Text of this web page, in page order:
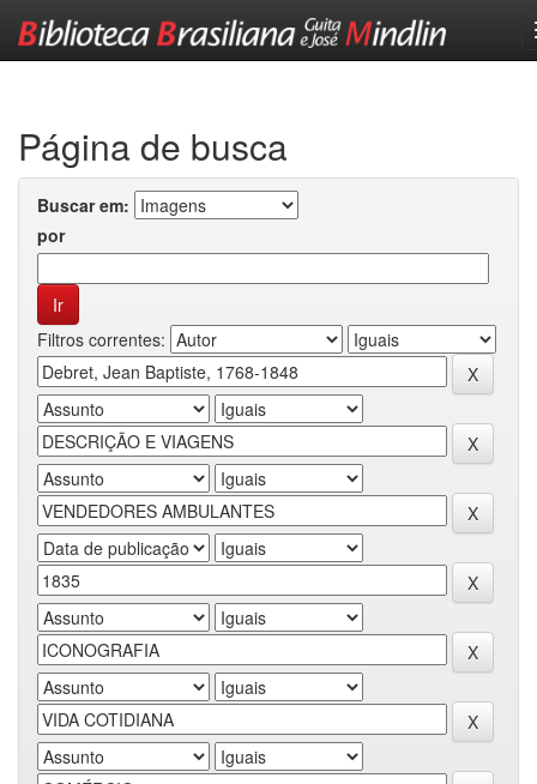
Página de busca
Buscar em:
por
Filtros correntes: